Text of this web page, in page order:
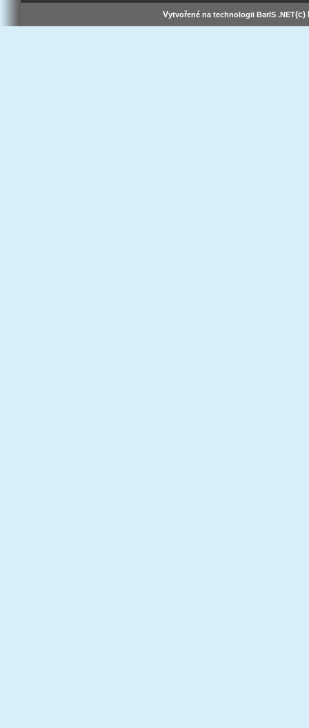
Vytvořené na technologii BarIS .NET(c)